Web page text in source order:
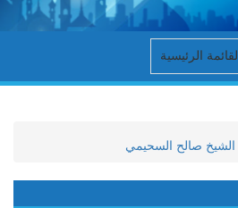
القائمة الرئيسية
الشيخ صالح السحيمي